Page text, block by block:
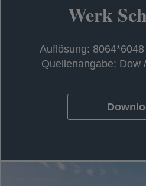
Werk
Auflösung:
Quellenangabe: Dow
wird in einer